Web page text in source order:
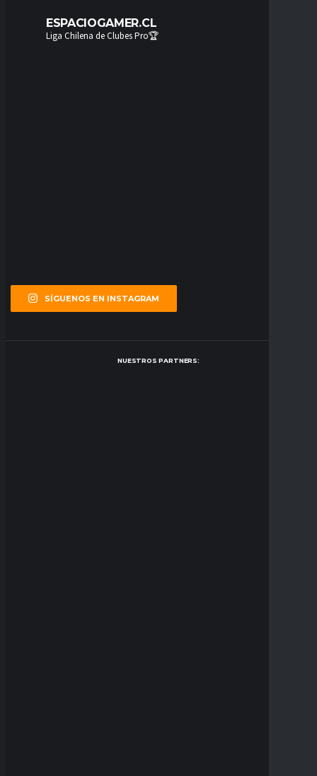
ESPACIOGAMER.CL
Liga Chilena de Clubes Pro🏆
SÍGUENOS EN INSTAGRAM
NUESTROS PARTNERS: